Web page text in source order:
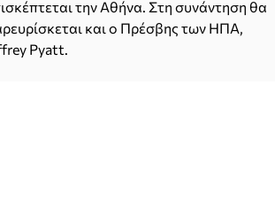
την Αθήνα. Στη συνάντηση θα
και ο Πρέσβης των ΗΠΑ,
Pyatt.